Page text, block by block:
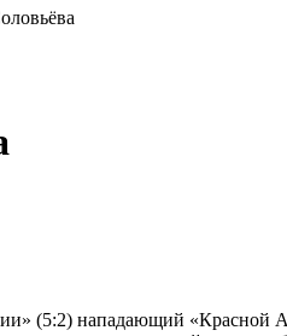
(5:2) нападающий «Красной